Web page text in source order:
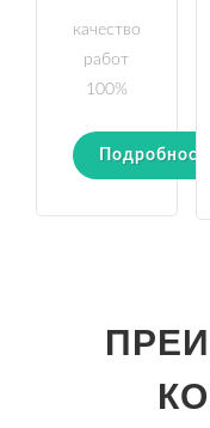
качество
работ
100%
Подробности